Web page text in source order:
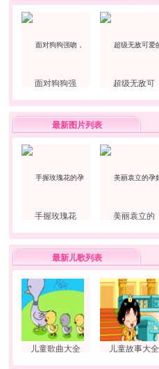
面对狗狗强 超级无敌可
最新图片列表
手握玫瑰花 美丽袁立的
最新儿歌列表
儿童歌曲大全 儿童故事大全